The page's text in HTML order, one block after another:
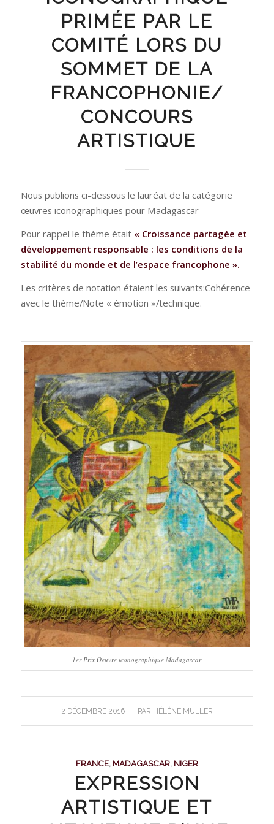
PRIMÉE PAR LE
COMITÉ LORS DU
SOMMET DE LA
FRANCOPHONIE/
CONCOURS
ARTISTIQUE
Nous publions ci-dessous le lauréat de la catégorie
œuvres iconographiques pour Madagascar
Pour rappel le thème était « Croissance partagée et
développement responsable : les conditions de la
stabilité du monde et de l’espace francophone ».
Les critères de notation étaient les suivants:Cohérence
avec le thème/Note « émotion »/technique.
1er Prix Oeuvre iconographique Madagascar
2 DÉCEMBRE 2016
/ PAR HÉLÈNE MULLER
FRANCE, MADAGASCAR, NIGER
EXPRESSION
ARTISTIQUE ET